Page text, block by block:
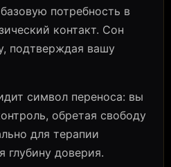
потребность в
контакт. Сон
подтверждая вашу
символ переноса: вы
обретая свободу
для терапии
глубину доверия.